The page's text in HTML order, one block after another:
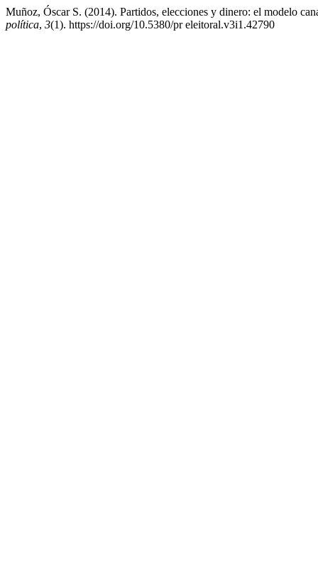
Muñoz, Óscar S. (2014). Partidos, elecciones y dinero: el modelo
política, 3(1). https://doi.org/10.5380/pr eleitoral.v3i1.42790